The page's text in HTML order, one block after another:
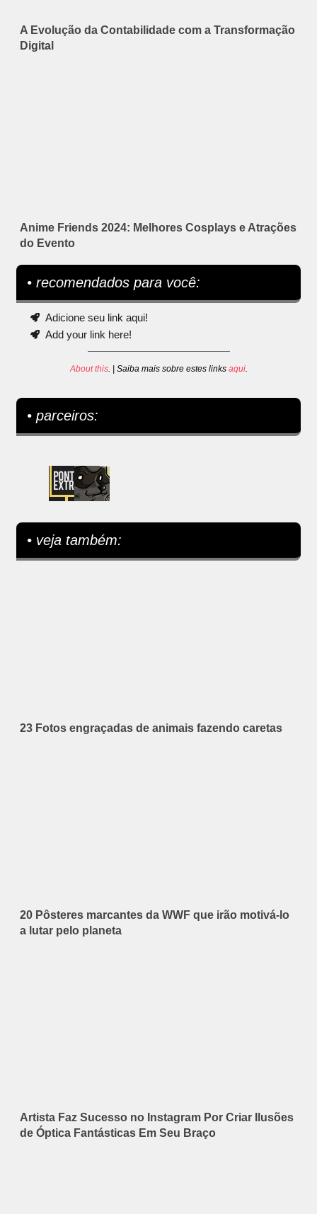
A Evolução da Contabilidade com a Transformação
Digital
Anime Friends 2024: Melhores Cosplays e Atrações
do Evento
• recomendados para você:
Adicione seu link aqui!
Add your link here!
About this. | Saiba mais sobre estes links aqui.
• parceiros:
• veja também:
23 Fotos engraçadas de animais fazendo caretas
20 Pôsteres marcantes da WWF que irão motivá-lo
a lutar pelo planeta
Artista Faz Sucesso no Instagram Por Criar Ilusões
de Óptica Fantásticas Em Seu Braço